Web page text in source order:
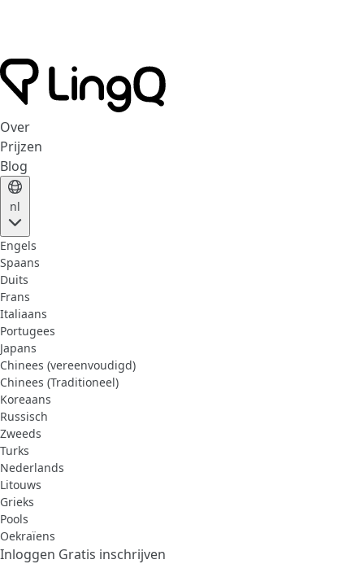
Over
Prijzen
Blog
nl
Engels
Spaans
Duits
Frans
Italiaans
Portugees
Japans
Chinees (vereenvoudigd)
Chinees (Traditioneel)
Koreaans
Russisch
Zweeds
Turks
Nederlands
Litouws
Grieks
Pools
Oekraïens
Inloggen Gratis inschrijven